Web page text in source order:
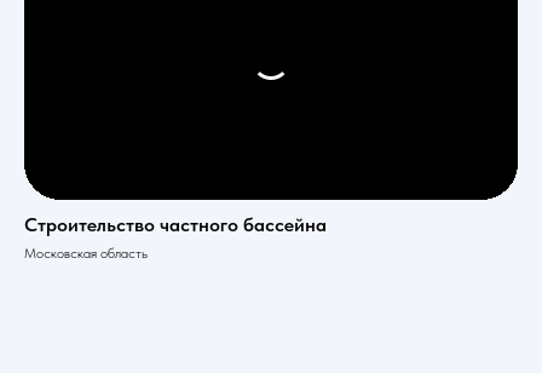
Строительство частного бассейна
Московская область